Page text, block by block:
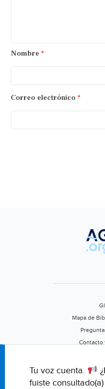
Nombre *
Correo electrónico *
Mapa de
Contacto
Tu voz cuenta.
fuiste